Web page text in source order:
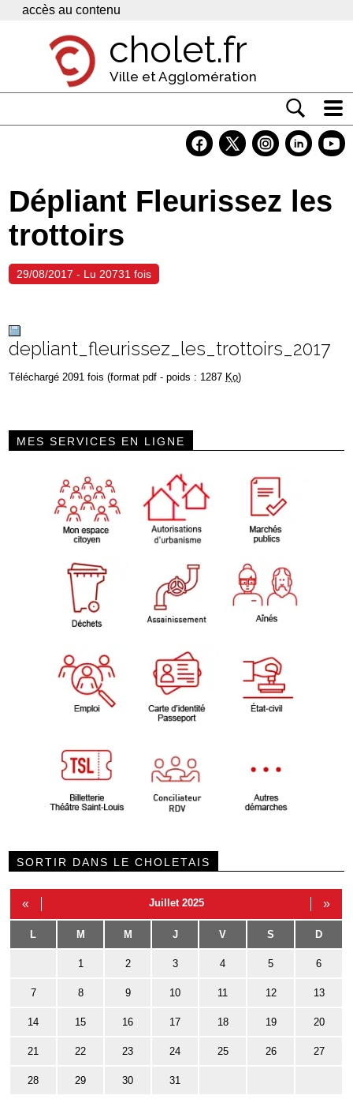
Panneau de gestion des cookies
accès au contenu
cholet.fr
Ville et Agglomération
Economie
Services
Contacts
Dépliant Fleurissez les
trottoirs
29/08/2017 - Lu 20731 fois
depliant_fleurissez_les_trottoirs_2017
Téléchargé 2091 fois (format pdf - poids : 1287 Ko)
MES SERVICES EN LIGNE
SORTIR DANS LE CHOLETAIS
« Juillet 2025 »
L M M J V S D
1 2 3 4 5 6
7 8 9 10 11 12 13
14 15 16 17 18 19 20
21 22 23 24 25 26 27
28 29 30 31